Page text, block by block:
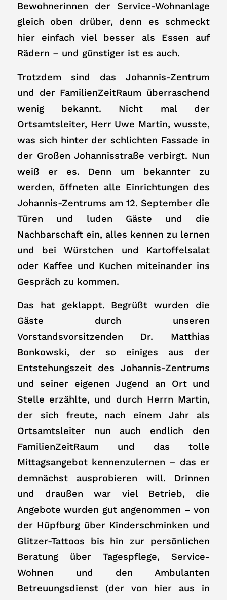
Bewohnerinnen der Service-Wohnanlage
gleich oben drüber, denn es schmeckt
hier einfach viel besser als Essen auf
Rädern – und günstiger ist es auch.
Trotzdem sind das Johannis-Zentrum
und der FamilienZeitRaum überraschend
wenig bekannt. Nicht mal der
Ortsamtsleiter, Herr Uwe Martin, wusste,
was sich hinter der schlichten Fassade in
der Großen Johannisstraße verbirgt. Nun
weiß er es. Denn um bekannter zu
werden, öffneten alle Einrichtungen des
Johannis-Zentrums am 12. September die
Türen und luden Gäste und die
Nachbarschaft ein, alles kennen zu lernen
und bei Würstchen und Kartoffelsalat
oder Kaffee und Kuchen miteinander ins
Gespräch zu kommen.
Das hat geklappt. Begrüßt wurden die
Gäste durch unseren
Vorstandsvorsitzenden Dr. Matthias
Bonkowski, der so einiges aus der
Entstehungszeit des Johannis-Zentrums
und seiner eigenen Jugend an Ort und
Stelle erzählte, und durch Herrn Martin,
der sich freute, nach einem Jahr als
Ortsamtsleiter nun auch endlich den
FamilienZeitRaum und das tolle
Mittagsangebot kennenzulernen – das er
demnächst ausprobieren will. Drinnen
und draußen war viel Betrieb, die
Angebote wurden gut angenommen – von
der Hüpfburg über Kinderschminken und
Glitzer-Tattoos bis hin zur persönlichen
Beratung über Tagespflege, Service-
Wohnen und den Ambulanten
Betreuungsdienst (der von hier aus in